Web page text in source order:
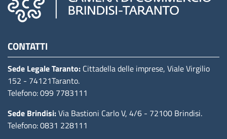
CONTATTI
Sede Legale Taranto: Cittadella delle imprese, Viale Virgilio
152 - 74121Taranto.
Telefono: 099 7783111
Sede Brindisi:Via Bastioni Carlo V, 4/6 - 72100 Brindisi.
Telefono: 0831 228111